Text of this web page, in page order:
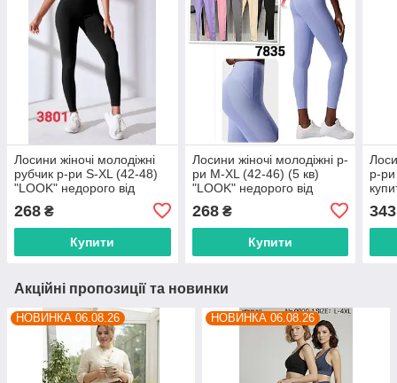
Лосини жіночі молодіжні
рубчик р-ри S-XL (42-48)
"LOOK" недорого від
268 ₴
Купити
Лосини жіночі молодіжні р-
ри M-XL (42-46) (5 кв)
"LOOK" недорого від
268₴
Купити
р-
343
Акційні пропозиції та новинки
НОВИНКА 06.08.26 НОВИНКА 06.08.26